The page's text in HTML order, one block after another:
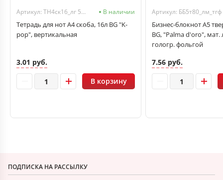
Артикул: ТН4ск16_лг 57823 В наличии
Тетрадь для нот А4 скоба, 16л BG "K-
pop", вертикальная
3.01 руб.
В корзину
Бизнес-блокнот А5
BG, "Palma d'oro", мат.
гологр. фольгой
7.56 руб.
ПОДПИСКА НА РАССЫЛКУ